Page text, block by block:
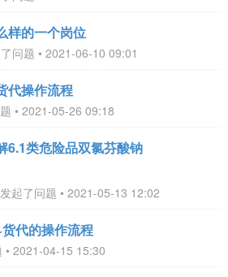
样的一个岗位
问题 • 2021-06-10 09:01
代操作流程
• 2021-05-26 09:18
6.1类危险品双氯芬酸钠
发起了问题 • 2021-05-13 12:02
代的操作流程
• 2021-04-15 15:30